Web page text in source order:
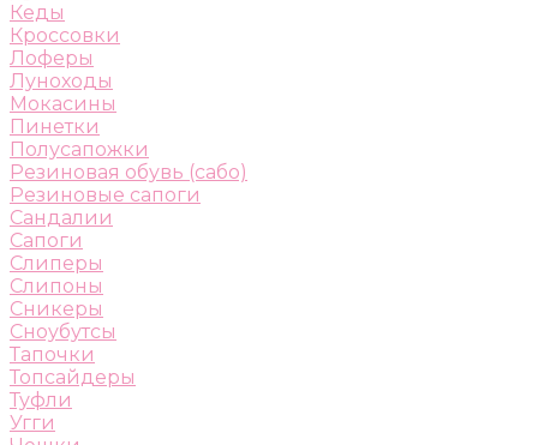
Кеды
Кроссовки
Лоферы
Луноходы
Мокасины
Пинетки
Полусапожки
Резиновая обувь (сабо)
Резиновые сапоги
Сандалии
Сапоги
Слиперы
Слипоны
Сникеры
Сноубутсы
Тапочки
Топсайдеры
Туфли
Угги